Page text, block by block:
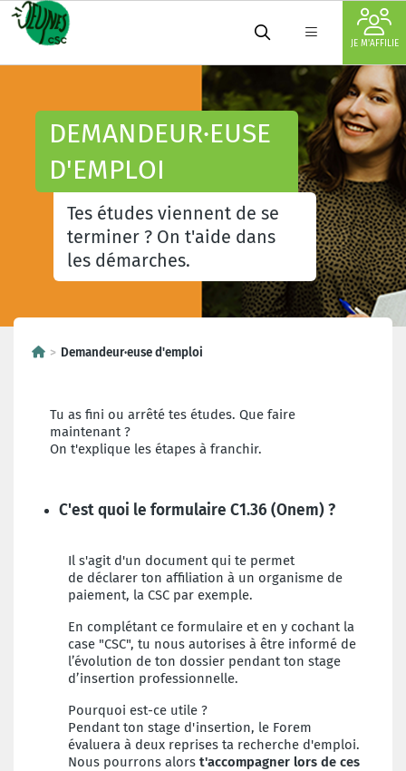
JE M'AFFILIE
DEMANDEUR·EUSE
D'EMPLOI
Tes études viennent de se
terminer ? On t'aide dans
les démarches.
Demandeur·euse d'emploi
Tu as fini ou arrêté tes études. Que faire
maintenant ?
On t'explique les étapes à franchir.
C'est quoi le formulaire C1.36 (Onem) ?
Il s'agit d'un document qui te permet
de déclarer ton affiliation à un organisme de
paiement, la CSC par exemple.
En complétant ce formulaire et en y cochant la
case "CSC", tu nous autorises à être informé de
l’évolution de ton dossier pendant ton stage
d’insertion professionnelle.
Pourquoi est-ce utile ?
Pendant ton stage d'insertion, le Forem
évaluera à deux reprises ta recherche d'emploi.
Nous pourrons alors t'accompagner lors de ces